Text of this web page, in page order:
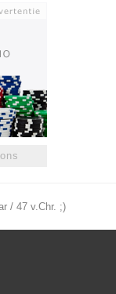
/ 47 v.Chr. ;)